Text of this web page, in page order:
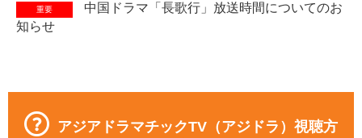
重要
中国ドラマ「長歌行」放送時間についてのお
知らせ
アジアドラマチックTV（アジドラ）視聴方